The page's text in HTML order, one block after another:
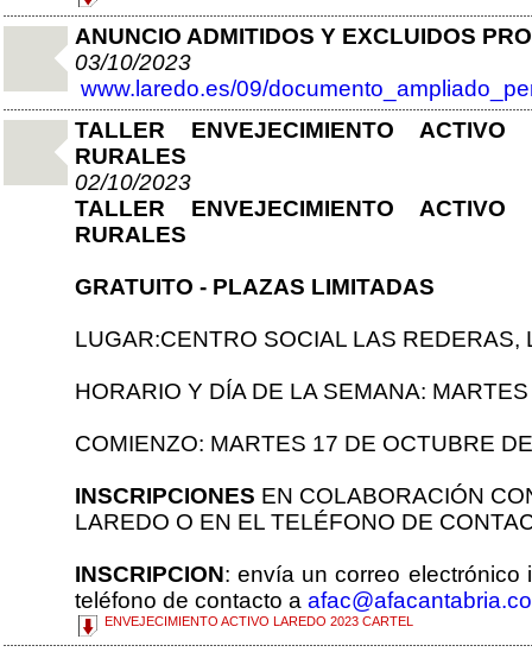
ANUNCIO ADMITIDOS Y EXCLUIDOS
03/10/2023
www.laredo.es/09/
TALLER ENVEJECIMIENTO
RURALES
02/10/2023
TALLER ENVEJECIMIENTO
RURALES
GRATUITO - PLAZAS LIMITADAS
LUGAR:CENTRO SOCIAL LAS REDERAS,
HORARIO Y DÍA DE LA SEMANA:
COMIENZO: MARTES 17 DE OCTUBRE
INSCRIPCIONES EN COLABORACIÓN
LAREDO O EN EL TELÉFONO DE
INSCRIPCION: envía un correo electrónico
teléfono de contacto a
ENVEJECIMIENTO ACTIVO LAREDO 2023 CARTEL